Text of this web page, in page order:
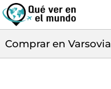
Comprar en Varsovia